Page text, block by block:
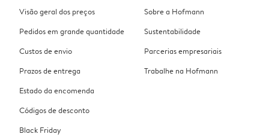
Visão geral dos preços
Pedidos em grande quantidade
Custos de envio
Prazos de entrega
Estado da encomenda
Códigos de desconto
Black Friday
Sobre a Hofmann
Sustentabilidade
Parcerias empresariais
Trabalhe na Hofmann